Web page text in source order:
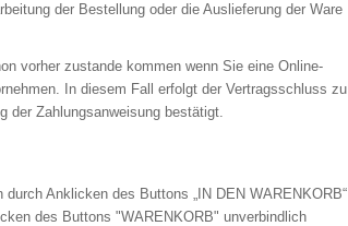
der Bestellung oder die Auslieferung der Ware
vorher zustande kommen wenn Sie eine Online-
In diesem Fall erfolgt der Vertragsschluss zu
der Zahlungsanweisung bestätigt.
Anklicken des Buttons „IN DEN WARENKORB“
des Buttons "WARENKORB" unverbindlich